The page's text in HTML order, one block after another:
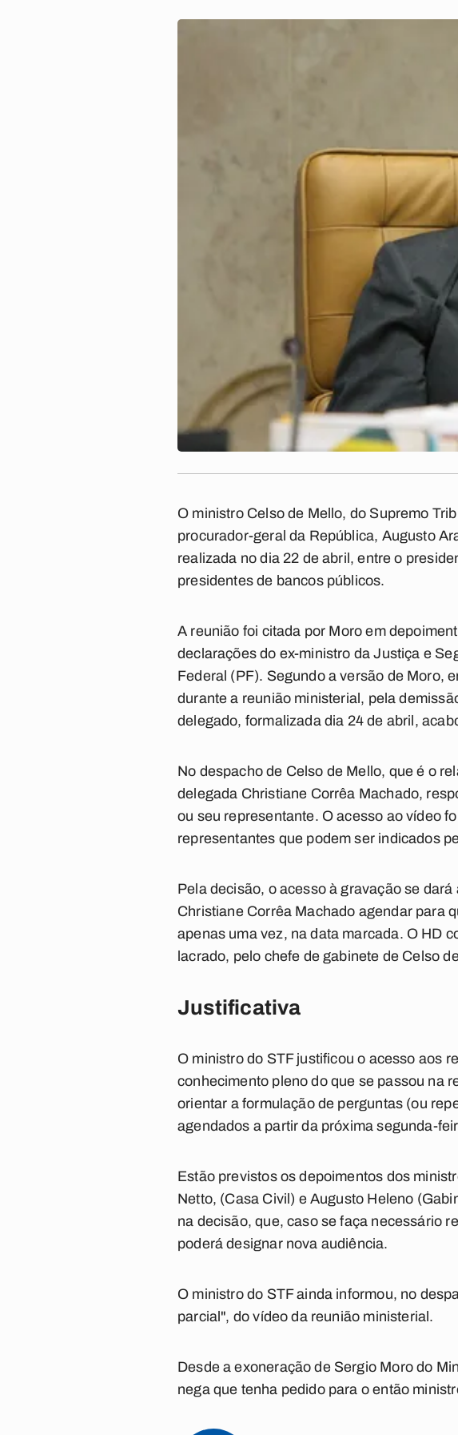
O ministro Celso de Mello, do Supremo
procurador-geral da República, Augusto
realizada no dia 22 de abril, entre o
presidentes de bancos públicos.
A reunião foi citada por Moro em
declarações do ex-ministro da Justiça e
Federal (PF). Segundo a versão de Moro,
durante a reunião ministerial, pela
delegado, formalizada dia 24 de abril,
No despacho de Celso de Mello, que é o
delegada Christiane Corrêa Machado,
ou seu representante. O acesso ao vídeo
representantes que podem ser indicados
Pela decisão, o acesso à gravação se
Christiane Corrêa Machado agendar para
apenas uma vez, na data marcada. O HD
lacrado, pelo chefe de gabinete de Celso
Justificativa
O ministro do STF justificou o acesso aos
conhecimento pleno do que se passou na
orientar a formulação de perguntas (ou
agendados a partir da próxima segunda-
Estão previstos os depoimentos dos
Netto, (Casa Civil) e Augusto Heleno
na decisão, que, caso se faça necessário
poderá designar nova audiência.
O ministro do STF ainda informou, no
parcial", do vídeo da reunião ministerial.
Desde a exoneração de Sergio Moro do
nega que tenha pedido para o então